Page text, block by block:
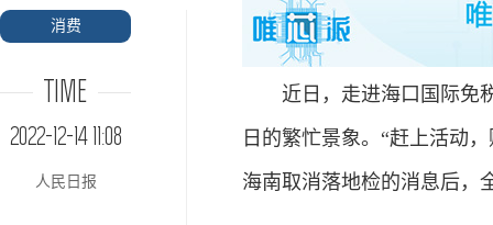
消费
TIME
2022-12-14 11:08
人民日报
近日，走进海口国际免税
日的繁忙景象。“赶上活动
海南取消落地检的消息后，